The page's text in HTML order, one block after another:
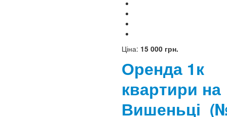
Ціна: 15 000 грн.
Оренда 1к
квартири на
Вишеньці